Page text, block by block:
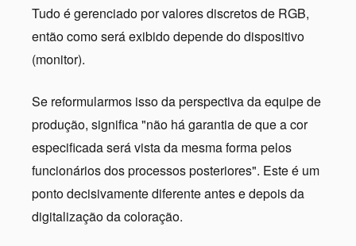
Tudo é gerenciado por valores discretos de RGB,
então como será exibido depende do dispositivo
(monitor).
Se reformularmos isso da perspectiva da equipe de
produção, significa "não há garantia de que a cor
especificada será vista da mesma forma pelos
funcionários dos processos posteriores". Este é um
ponto decisivamente diferente antes e depois da
digitalização da coloração.